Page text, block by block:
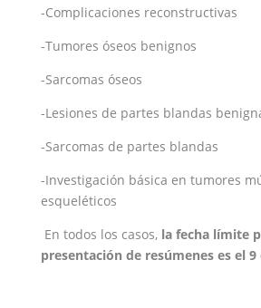
-Complicaciones reconstructivas
-Tumores óseos benignos
-Sarcomas óseos
-Lesiones de partes blandas
-Sarcomas de partes blandas
-Investigación básica en tumores
esqueléticos
En todos los casos, la fecha límite
presentación de resúmenes es el